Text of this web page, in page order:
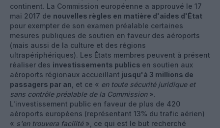
continent. La Commission européenne a approuvé le 17
mai 2017 de nouvelles règles en matière d'aides d'État
pour exempter de son examen préalable certaines
mesures publiques de soutien en faveur des aéroports
(mais aussi de la culture et des régions
ultrapériphériques). Les États membres peuvent à présent
réaliser des investissements publics en soutien aux
aéroports régionaux accueillant jusqu'à 3 millions de
passagers par an , et ce « en toute sécurité juridique et
sans contrôle préalable de la Commission».
L'investissement public en faveur de plus de 420
aéroports européens (représentant 13% du trafic aérien)
« s'en trouvera facilité», ce qui est le but recherché